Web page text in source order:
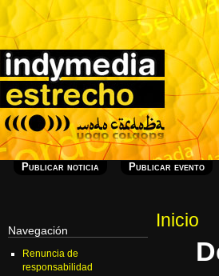
Inicio
Publicar noticia Publicar evento
Navegación
Renuncia de
responsabilidad